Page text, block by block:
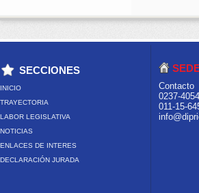
SECCIONES
INICIO
TRAYECTORIA
LABOR LEGISLATIVA
NOTICIAS
ENLACES DE INTERES
DECLARACIÓN JURADA
Contacto
0237-
011-15-